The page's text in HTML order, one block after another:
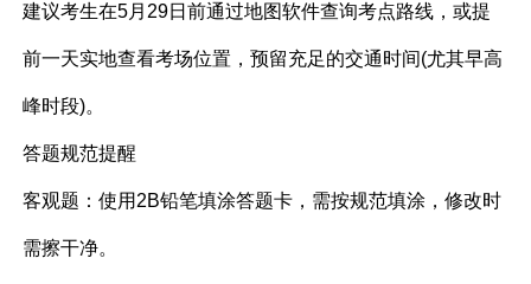
建议考生在5月29日前通过地图软件查询考点路线，或提
前一天实地查看考场位置，预留充足的交通时间(尤其早高
峰时段)。
答题规范提醒​
客观题：使用2B铅笔填涂答题卡，需按规范填涂，修改时
需擦干净。